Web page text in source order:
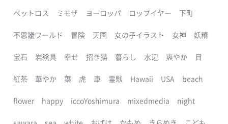
ペットロス ミモザ ヨーロッパ ロップイヤー 下町
不思議ワールド 冒険 天国 女の子イラスト 女神 妖精
宝石 岩絵具 幸せ 招き猫 暮らし 水辺 爽やか 目
紅茶 華やか 葉 虎 車 霊獣 Hawaii USA beach
flower happy iccoYoshimura mixedmedia night